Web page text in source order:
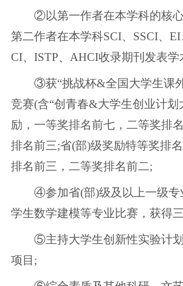
②以第一作者在本学科的核心
第二作者在本学科SCI、SSCI、EI
CI、ISTP、AHCI收录期刊发表学
③获“挑战杯&全国大学生课
竞赛(含“创青春&大学生创业计划
励，一等奖排名前七，二等奖排
排名前三;省(部)级奖励特等奖排
排名前三，二等奖排名前二;
④参加省(部)级及以上一级专
学生数学建模等专业比赛，获得
⑤主持大学生创新性实验计划
项目;